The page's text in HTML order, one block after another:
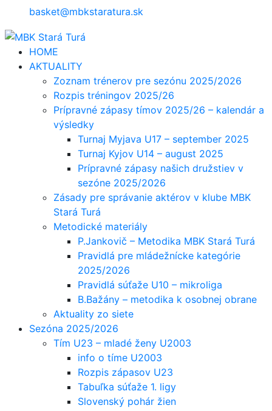
basket@mbkstaratura.sk
HOME
AKTUALITY
Zoznam trénerov pre sezónu 2025/2026
Rozpis tréningov 2025/26
Prípravné zápasy tímov 2025/26 – kalendár a
výsledky
Turnaj Myjava U17 – september 2025
Turnaj Kyjov U14 – august 2025
Prípravné zápasy našich družstiev v
sezóne 2025/2026
Zásady pre správanie aktérov v klube MBK
Stará Turá
Metodické materiály
P.Jankovič – Metodika MBK Stará Turá
Pravidlá pre mládežnícke kategórie
2025/2026
Pravidlá súťaže U10 – mikroliga
B.Bažány – metodika k osobnej obrane
Aktuality zo siete
Sezóna 2025/2026
Tím U23 – mladé ženy U2003
info o tíme U2003
Rozpis zápasov U23
Tabuľka súťaže 1. ligy
Slovenský pohár žien